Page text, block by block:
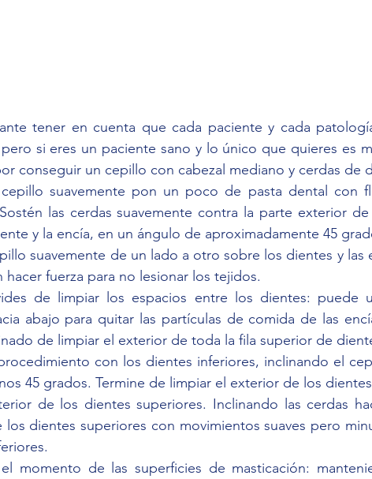
tener en cuenta que cada paciente y cada
si eres un paciente sano y lo único que quieres es
conseguir un cepillo con cabezal mediano y cerdas de
suavemente pon un poco de pasta dental con
las cerdas suavemente contra la parte exterior
y la encía, en un ángulo de aproximadamente 45
suavemente de un lado a otro sobre los dientes y las
hacer fuerza para no lesionar los tejidos.
de limpiar los espacios entre los dientes: puede
abajo para quitar las partículas de comida de las
de limpiar el exterior de toda la fila superior de
con los dientes inferiores, inclinando el
45 grados. Termine de limpiar el exterior de los
de los dientes superiores. Inclinando las cerdas
los dientes superiores con movimientos suaves pero
momento de las superficies de masticación: